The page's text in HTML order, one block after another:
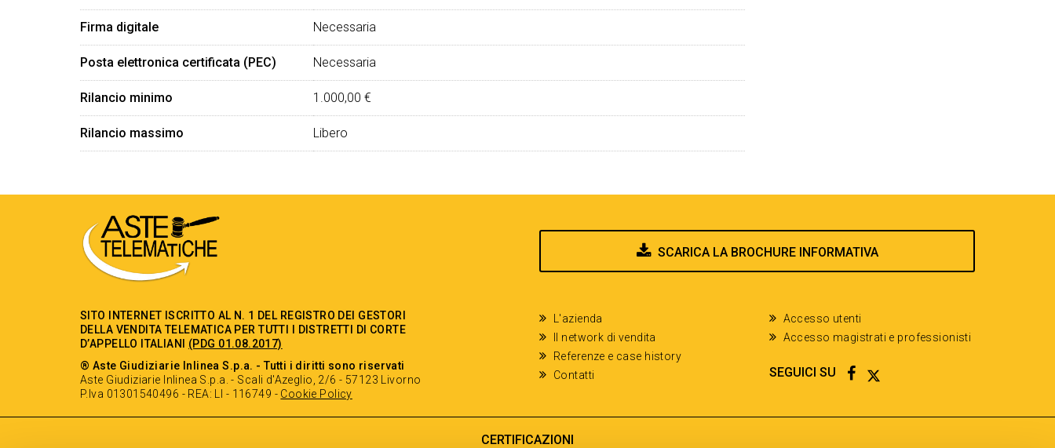
Firma digitale Necessaria
Posta elettronica certificata (PEC) Necessaria
Rilancio minimo 1.000,00 €
Rilancio massimo Libero
SCARICA LA BROCHURE INFORMATIVA
SITO INTERNET ISCRITTO AL N. 1 DEL REGISTRO DEI GESTORI
DELLA VENDITA TELEMATICA PER TUTTI I DISTRETTI DI CORTE
D’APPELLO ITALIANI (PDG 01.08.2017)
® Aste Giudiziarie Inlinea S.p.a. - Tutti i diritti sono riservati
Aste Giudiziarie Inlinea S.p.a. - Scali d'Azeglio, 2/6 - 57123 Livorno
P.Iva 01301540496 - REA: LI - 116749 - Cookie Policy
L'azienda
Il network di vendita
Referenze e case history
Contatti
Accesso utenti
Accesso magistrati e professionisti
SEGUICI SU FACEBOOK
TWITTER
CERTIFICAZIONI